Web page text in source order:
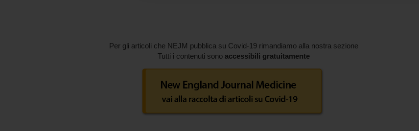
Per gli articoli che NEJM pubblica su Covid-19 rimandiamo alla nostra sezione
Tutti i contenuti sono accessibili gratuitamente